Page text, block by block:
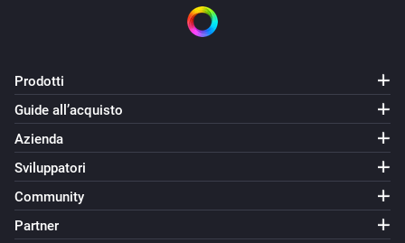
Prodotti
Guide all’acquisto
Azienda
Sviluppatori
Community
Partner